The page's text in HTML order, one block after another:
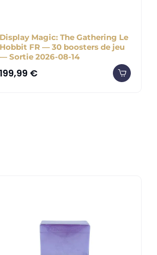
Display Magic: The Gathering Le
Hobbit FR — 30 boosters de jeu
— Sortie 2026-08-14
199,99 €